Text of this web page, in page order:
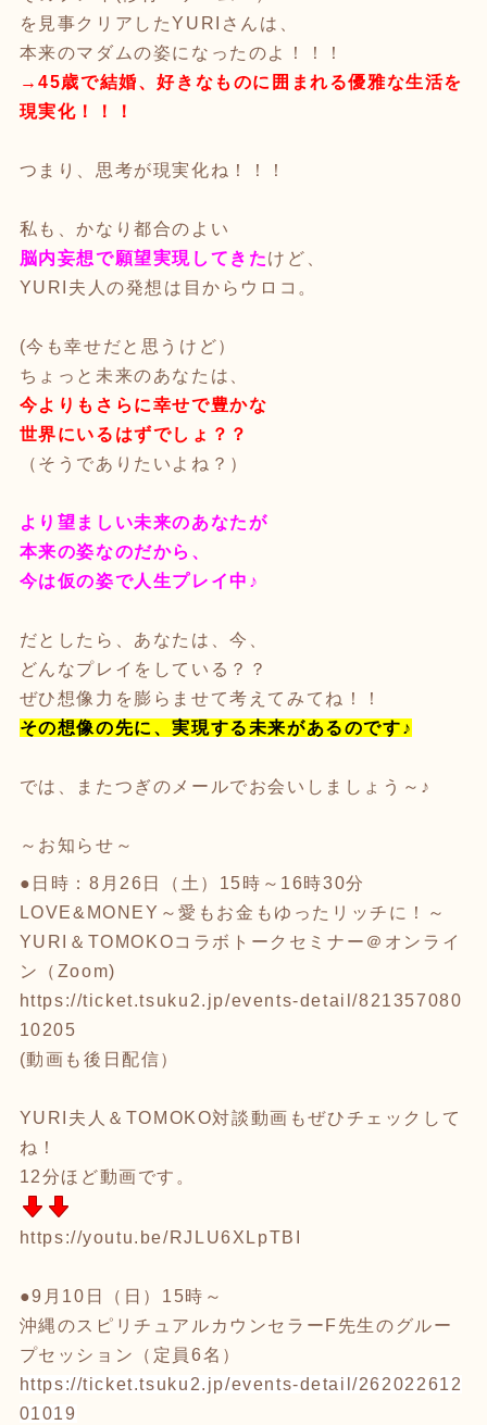
を見事クリアしたYURIさんは、
本来のマダムの姿になったのよ！！！
→45歳で結婚、好きなものに囲まれる優雅な生活を
現実化！！！
つまり、思考が現実化ね！！！
私も、かなり都合のよい
脳内妄想で願望実現してきたけど、
YURI夫人の発想は目からウロコ。
(今も幸せだと思うけど）
ちょっと未来のあなたは、
今よりもさらに幸せで豊かな
世界にいるはずでしょ？？
（そうでありたいよね？）
より望ましい未来のあなたが
本来の姿なのだから、
今は仮の姿で人生プレイ中♪
だとしたら、あなたは、今、
どんなプレイをしている？？
ぜひ想像力を膨らませて考えてみてね！！
その想像の先に、実現する未来があるのです♪
では、またつぎのメールでお会いしましょう～♪
～お知らせ～
●日時：8月26日（土）15時～16時30分
LOVE&MONEY～愛もお金もゆったリッチに！～
YURI＆TOMOKOコラボトークセミナー＠オンライ
ン（Zoom)
https://ticket.tsuku2.jp/events-detail/821357080
10205
(動画も後日配信）
YURI夫人＆TOMOKO対談動画もぜひチェックして
ね！
12分ほど動画です。
https://youtu.be/RJLU6XLpTBI
●9月10日（日）15時～
沖縄のスピリチュアルカウンセラーF先生のグルー
プセッション（ 定員6名）
https://ticket.tsuku2.jp/events-detail/262022612
01019